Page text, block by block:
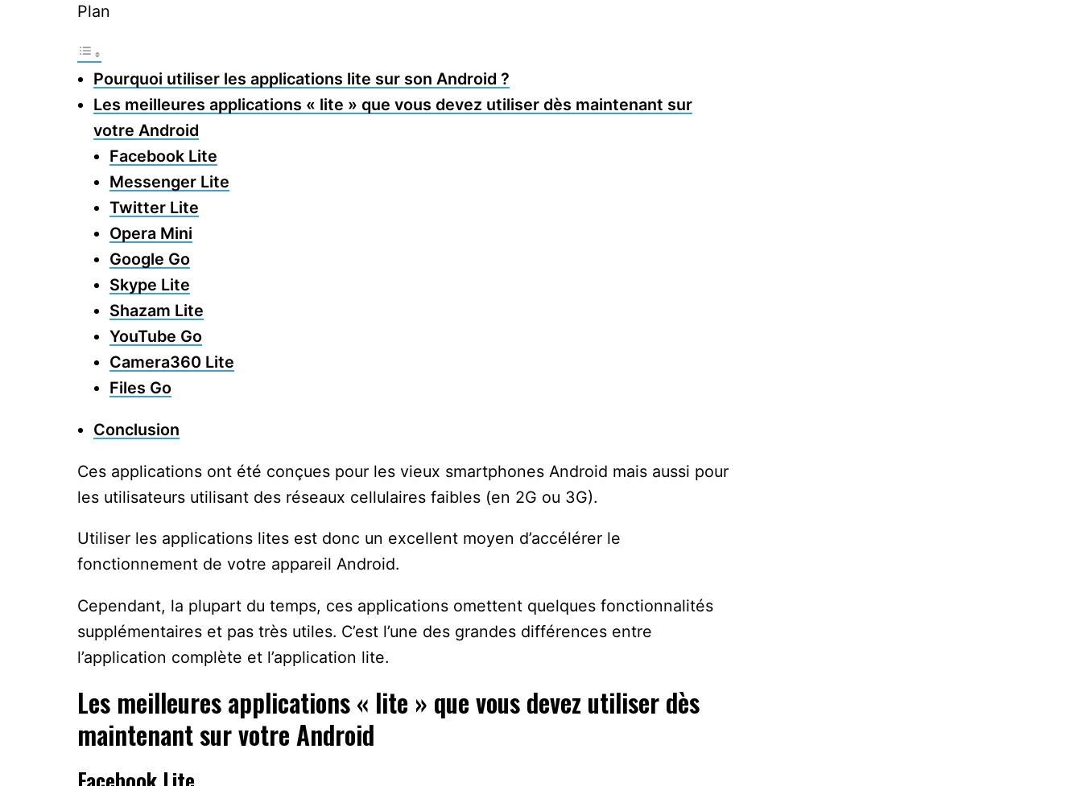
Plan
Pourquoi utiliser les applications lite sur son Android ?
Les meilleures applications « lite » que vous devez utiliser dès maintenant sur
votre Android
Facebook Lite
Messenger Lite
Twitter Lite
Opera Mini
Google Go
Skype Lite
Shazam Lite
YouTube Go
Camera360 Lite
Files Go
Conclusion
Ces applications ont été conçues pour les vieux smartphones Android mais aussi pour
les utilisateurs utilisant des réseaux cellulaires faibles (en 2G ou 3G).
Utiliser les applications lites est donc un excellent moyen d’accélérer le
fonctionnement de votre appareil Android.
Cependant, la plupart du temps, ces applications omettent quelques fonctionnalités
supplémentaires et pas très utiles. C’est l’une des grandes différences entre
l’application complète et l’application lite.
Les meilleures applications « lite » que vous devez utiliser dès
maintenant sur votre Android